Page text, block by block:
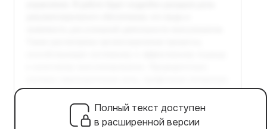
Полный текст доступен
в расширенной версии